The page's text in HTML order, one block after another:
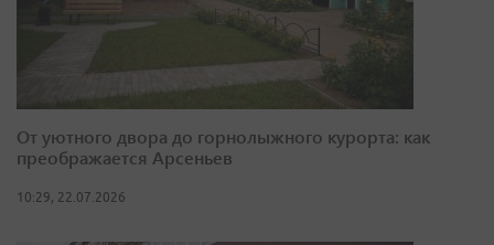
От уютного двора до горнолыжного курорта: как
преображается Арсеньев
10:29, 22.07.2026